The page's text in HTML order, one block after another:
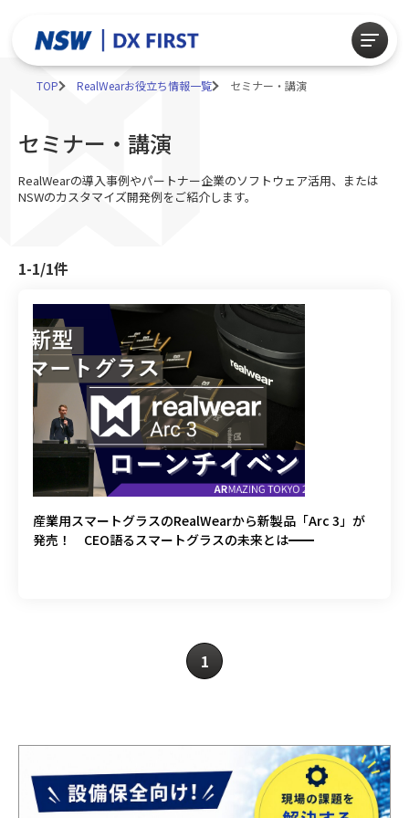
TOP RealWearお役立ち情報一覧 セミナー・講演
セミナー・講演
RealWearの導入事例やパートナー企業のソフトウェア活用、または
NSWのカスタマイズ開発例をご紹介します。
1-1/1件
産業用スマートグラスのRealWearから新製品「Arc 3」が
発売！ CEO語るスマートグラスの未来とは━━
1